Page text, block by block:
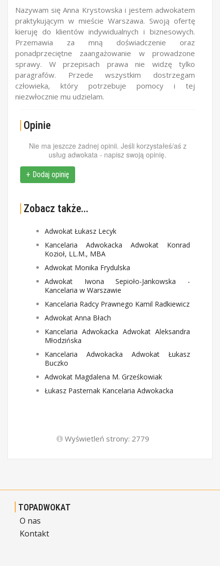
Nazywam się Anna Krystowska i jestem adwokatem
praktykującym w mieście Warszawa. Swoją ofertę
kieruję do klientów indywidualnych i biznesowych.
Przemawia za mną doświadczenie oraz
ponadprzeciętne zaangażowanie w prowadzone
sprawy. W przepisach prawa nie widzę tylko
paragrafów. Przede wszystkim dostrzegam
człowieka, który potrzebuje pomocy i tej
niezwłocznie mu udzielam.
Opinie
Nie ma jeszcze żadnej opinii. Jeśli korzystałeś/aś z
usług adwokata - napisz swoją opinię.
+ Dodaj opinię
Zobacz także...
Adwokat Łukasz Lecyk
Kancelaria Adwokacka Adwokat Konrad
Kozioł, LL.M., MBA
Adwokat Monika Frydulska
Adwokat Iwona Sepioło-Jankowska -
Kancelaria w Warszawie
Kancelaria Radcy Prawnego Kamil Radkiewicz
Adwokat Anna Błach
Kancelaria Adwokacka Adwokat Aleksandra
Młodzińska
Kancelaria Adwokacka Adwokat Łukasz
Buczko
Adwokat Magdalena M. Grześkowiak
Łukasz Pasternak Kancelaria Adwokacka
Wyświetleń strony: 2779
TOPADWOKAT
O nas
Kontakt